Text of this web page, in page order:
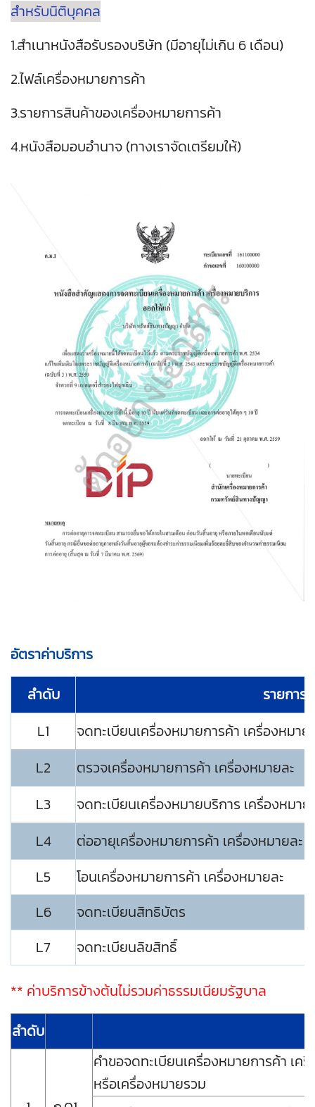
สำหรับนิติบุคคล
1.สำเนาหนังสือรับรองบริษัท (มีอายุไม่เกิน 6 เดือน)
2.ไฟล์เครื่องหมายการค้า
3.รายการสินค้าของเครื่องหมายการค้า
4.หนังสือมอบอำนาจ (ทางเราจัดเตรียมให้)
อัตราค่าบริการ
ลำดับ
รายการ
L1
จดทะเบียนเครื่องหมายการค้า เครื่องหมาย
L2
ตรวจเครื่องหมายการค้า เครื่องหมายละ
L3
จดทะเบียนเครื่องหมายบริการ เครื่องหมาย
L4
ต่ออายุเครื่องหมายการค้า เครื่องหมายละ
L5
โอนเครื่องหมายการค้า เครื่องหมายละ
L6
จดทะเบียนสิทธิบัตร
L7
จดทะเบียนลิขสิทธิ์
** ค่าบริการข้างต้นไม่รวมค่าธรรมเนียมรัฐบาล
ลำดับ
คําขอจดทะเบียนเครื่องหมายการค้า เ
หรือเครื่องหมายรวม